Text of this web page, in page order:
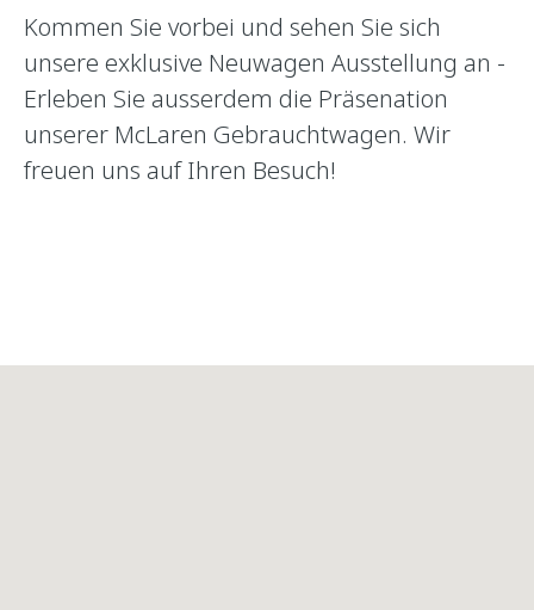
Kommen Sie vorbei und sehen Sie sich
unsere exklusive Neuwagen Ausstellung an -
Erleben Sie ausserdem die Präsenation
unserer McLaren Gebrauchtwagen. Wir
freuen uns auf Ihren Besuch!